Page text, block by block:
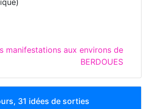
manifestations aux environs de
BERDOUES
31 idées de sorties